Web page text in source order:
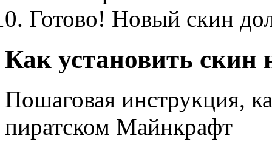
Готово! Новый скин
Как установить
Пошаговая инструкция,
пиратском Майнкрафт